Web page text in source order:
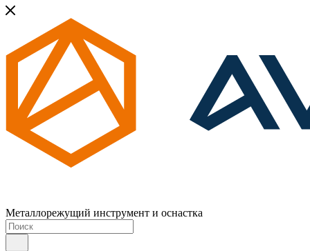
Металлорежущий инструмент и оснастка